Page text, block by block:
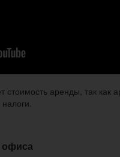
стоимость аренды, так
офиса